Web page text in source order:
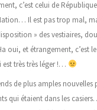
c’est celui de
Il est pas trop mal,
» des vestiaires,
oui, et étrangement, c’est
est très très léger !…
de plus amples
qui étaient dans les